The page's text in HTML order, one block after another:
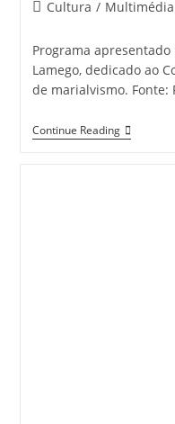
PostCultura / Multimédia
Programa apresentado
Lamego, dedicado ao
de marialvismo. Fonte:
Continue ReadingMarialvas
E